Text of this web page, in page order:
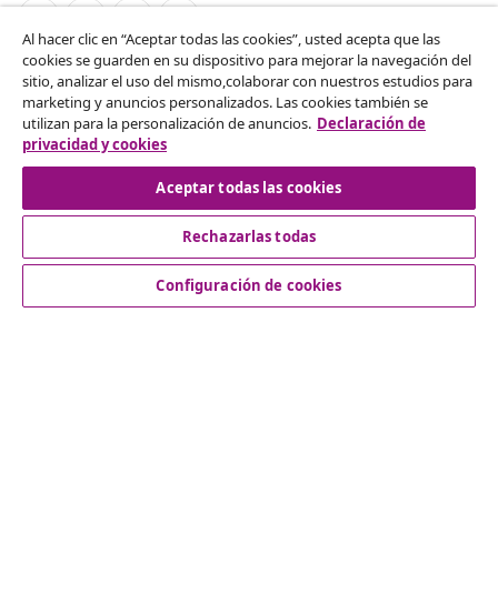
Desistir del contrato
Solicita la cancelación de tu pedido.
Desistir del contrato
Servicio al Cliente
Al hacer clic en “Aceptar todas las cookies”, usted acepta que las
cookies se guarden en su dispositivo para mejorar la navegación del
sitio, analizar el uso del mismo,colaborar con nuestros estudios para
marketing y anuncios personalizados. Las cookies también se
utilizan para la personalización de anuncios. Declaración de
privacidad y cookies
Aceptar todas las cookies
Rechazarlas todas
Configuración de cookies